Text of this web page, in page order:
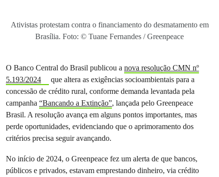
Ativistas protestam contra o financiamento do desmatamento em
Brasília. Foto: © Tuane Fernandes / Greenpeace
O Banco Central do Brasil publicou a nova resolução CMN nº
5.193/2024
que altera as exigências socioambientais para a
concessão de crédito rural, conforme demanda levantada pela
campanha “Bancando a Extinção”, lançada pelo Greenpeace
Brasil. A resolução avança em alguns pontos importantes, mas
perde oportunidades, evidenciando que o aprimoramento dos
critérios precisa seguir avançando.
No início de 2024, o Greenpeace fez um alerta de que bancos,
públicos e privados, estavam emprestando dinheiro, via crédito